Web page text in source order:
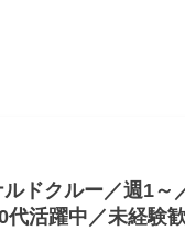
ドクルー／週1～
代活躍中／未経験